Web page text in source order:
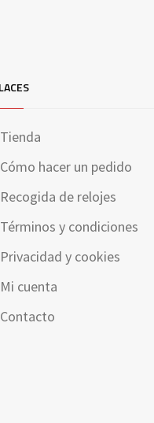
Tienda
Cómo hacer un pedido
Recogida de relojes
Términos y condiciones
Privacidad y cookies
Mi cuenta
Contacto